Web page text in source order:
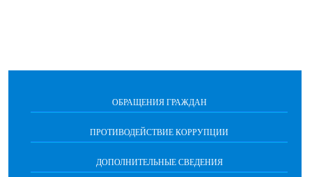
ОБРАЩЕНИЯ ГРАЖДАН
ПРОТИВОДЕЙСТВИЕ КОРРУПЦИИ
ДОПОЛНИТЕЛЬНЫЕ СВЕДЕНИЯ